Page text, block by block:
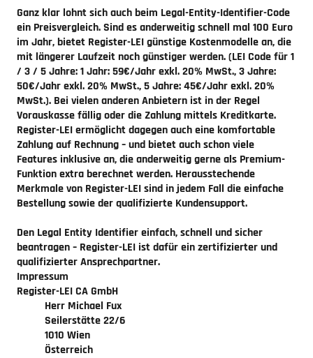
Ganz klar lohnt sich auch beim Legal-Entity-Identifier-Code
ein Preisvergleich. Sind es anderweitig schnell mal 100 Euro
im Jahr, bietet Register-LEI günstige Kostenmodelle an, die
mit längerer Laufzeit noch günstiger werden. (LEI Code für 1
/ 3 / 5 Jahre: 1 Jahr: 59€/Jahr exkl. 20% MwSt., 3 Jahre:
50€/Jahr exkl. 20% MwSt., 5 Jahre: 45€/Jahr exkl. 20%
MwSt.). Bei vielen anderen Anbietern ist in der Regel
Vorauskasse fällig oder die Zahlung mittels Kreditkarte.
Register-LEI ermöglicht dagegen auch eine komfortable
Zahlung auf Rechnung – und bietet auch schon viele
Features inklusive an, die anderweitig gerne als Premium-
Funktion extra berechnet werden. Herausstechende
Merkmale von Register-LEI sind in jedem Fall die einfache
Bestellung sowie der qualifizierte Kundensupport.
Den Legal Entity Identifier einfach, schnell und sicher
beantragen – Register-LEI ist dafür ein zertifizierter und
qualifizierter Ansprechpartner.
Impressum
Register-LEI CA GmbH
Herr Michael Fux
Seilerstätte 22/6
1010 Wien
Österreich